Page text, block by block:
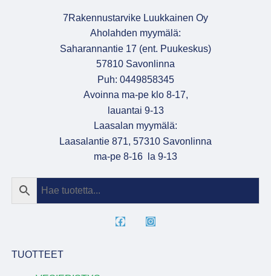
7Rakennustarvike Luukkainen Oy
Aholahden myymälä:
Saharannantie 17 (ent. Puukeskus)
57810 Savonlinna
Puh: 0449858345
Avoinna ma-pe klo 8-17,
lauantai 9-13
Laasalan myymälä:
Laasalantie 871, 57310 Savonlinna
ma-pe 8-16 la 9-13
TUOTTEET